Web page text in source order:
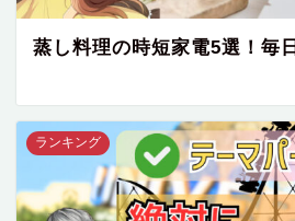
蒸し料理の時短家電5選！毎
ランキング